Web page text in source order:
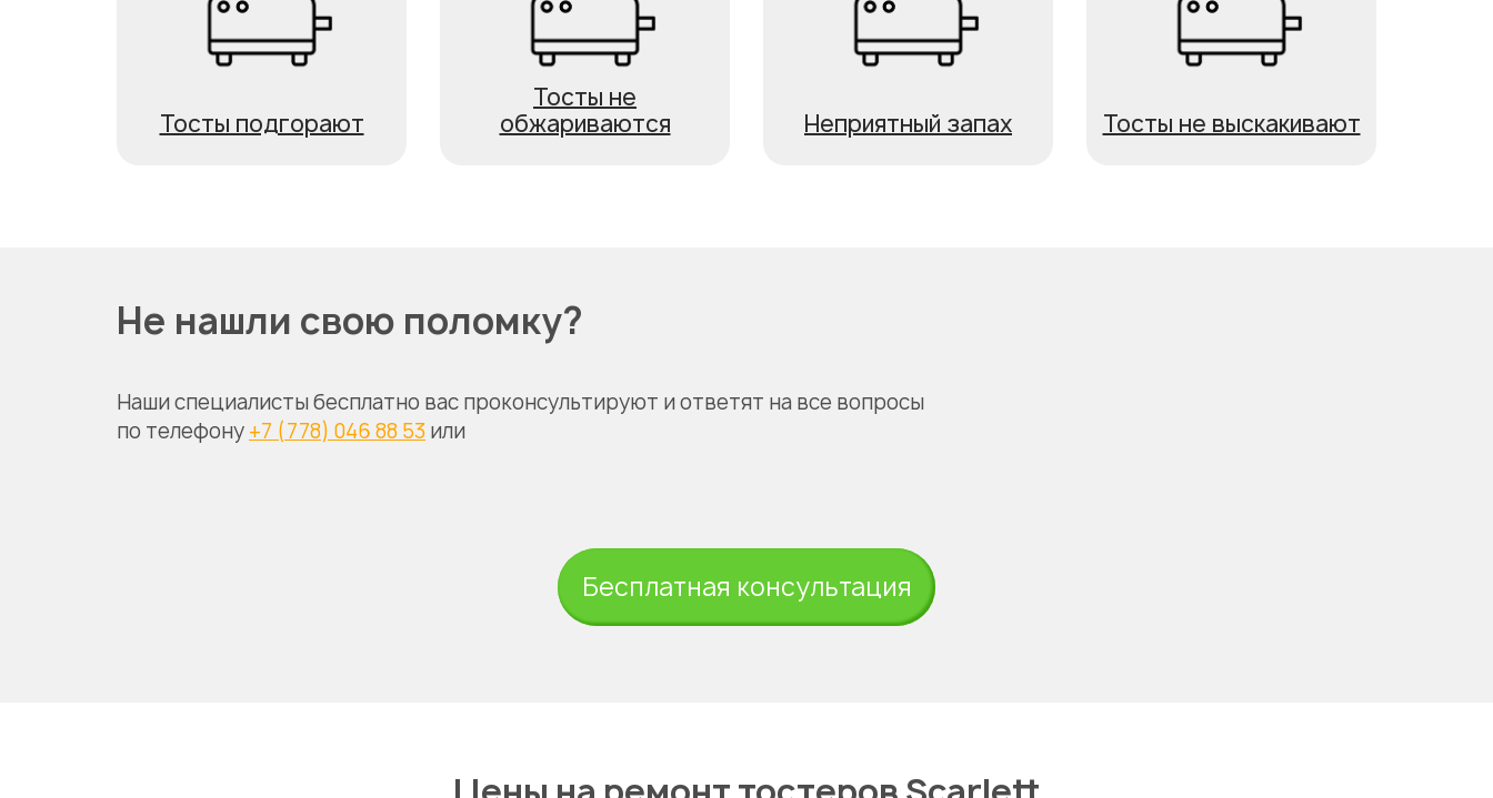
Тосты подгорают
Тосты не
обжариваются
Неприятный запах Тосты не выскакивают
Не нашли свою поломку?
Наши специалисты бесплатно вас проконсультируют и ответят на все вопросы
по телефону +7 (778) 046 88 53 или
Бесплатная консультация